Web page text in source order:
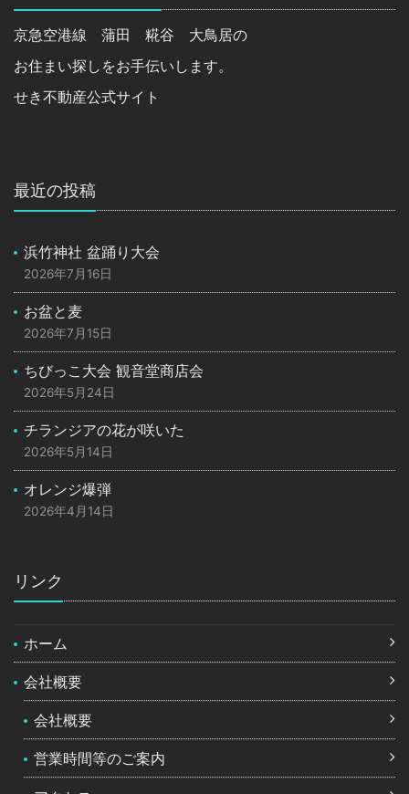
京急空港線 蒲田 糀谷 大鳥居の
お住まい探しをお手伝いします。
せき不動産公式サイト
最近の投稿
浜竹神社 盆踊り大会
2026年7月16日
お盆と麦
2026年7月15日
ちびっこ大会 観音堂商店会
2026年5月24日
チランジアの花が咲いた
2026年5月14日
オレンジ爆弾
2026年4月14日
リンク
ホーム
会社概要
会社概要
営業時間等のご案内